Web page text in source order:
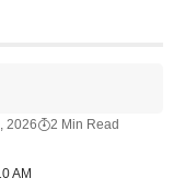
AM
2026 2 Min Read